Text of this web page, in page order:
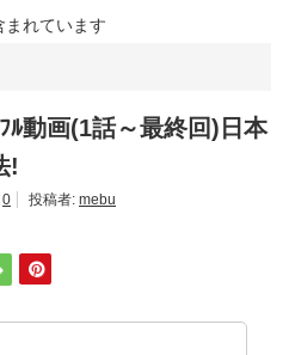
まれています
ﾌﾙ動画(1話～最終回)日本
!
0 投稿者: mebu